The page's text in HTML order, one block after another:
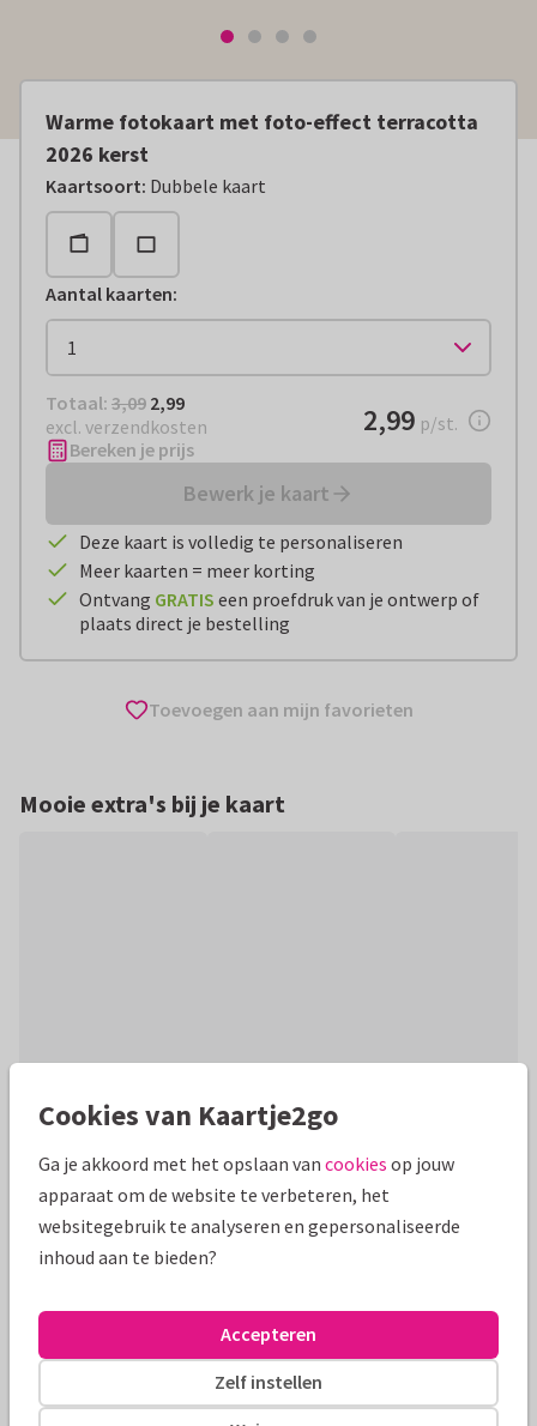
Warme fotokaart met foto-effect terracotta
2026 kerst
Kaartsoort: Dubbele kaart
Aantal kaarten:
Totaal: € 2,99
Totaal: 3,09 2,99
excl. verzendkosten
€ 2,99per stuk
2,99 p/st.
Bereken je prijs
Bewerk je kaart
Deze kaart is volledig te personaliseren
Meer kaarten = meer korting
Ontvang GRATIS een proefdruk van je ontwerp of
plaats direct je bestelling
Toevoegen aan mijn favorieten
Mooie extra's bij je kaart
Productinformatie
Modern fotokaartje voor kerstmis met je eigen foto met
effect. Het chique kaartje heeft een hippe terra kleur en
klassieke typografie.
Rosemarijn
Formaten en tarieven
Cookies van Kaartje2go
Ga je akkoord met het opslaan van cookies op jouw
apparaat om de website te verbeteren, het
websitegebruik te analyseren en gepersonaliseerde
inhoud aan te bieden?
Zelf instellen
Accepteren